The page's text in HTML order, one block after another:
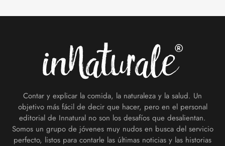
Contar y explicar la comida, la naturaleza y la salud. Un
objetivo más fácil de decir que hacer, pero en el personal
editorial de Innatural no son los desafíos que desalientan.
Somos un grupo de jóvenes muy nudos en busca del servicio
perfecto, listos para contarle las últimas noticias y las historias